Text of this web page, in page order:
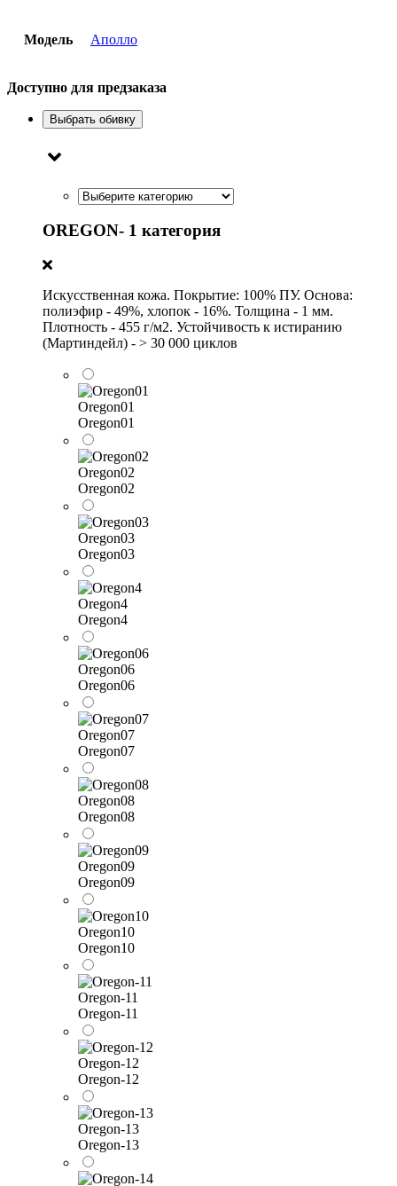
Модель Аполло
Доступно для предзаказа
Выбрать обивку
OREGON- 1 категория
Искусственная кожа. Покрытие: 100% ПУ. Основа:
полиэфир - 49%, хлопок - 16%. Толщина - 1 мм.
Плотность - 455 г/м2. Устойчивость к истиранию
(Мартиндейл) - > 30 000 циклов
Oregon01
Oregon01
Oregon02
Oregon02
Oregon03
Oregon03
Oregon4
Oregon4
Oregon06
Oregon06
Oregon07
Oregon07
Oregon08
Oregon08
Oregon09
Oregon09
Oregon10
Oregon10
Oregon-11
Oregon-11
Oregon-12
Oregon-12
Oregon-13
Oregon-13